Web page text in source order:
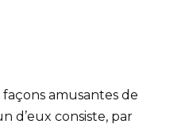
amusantes de
d’eux consiste, par